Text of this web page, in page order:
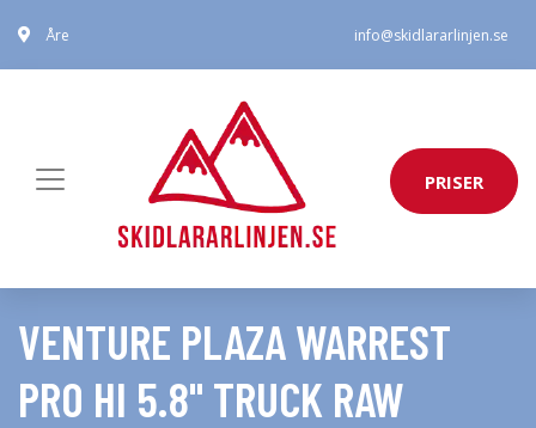
Åre info@skidlararlinjen.se
PRISER
VENTURE PLAZA WARREST
PRO HI 5.8" TRUCK RAW